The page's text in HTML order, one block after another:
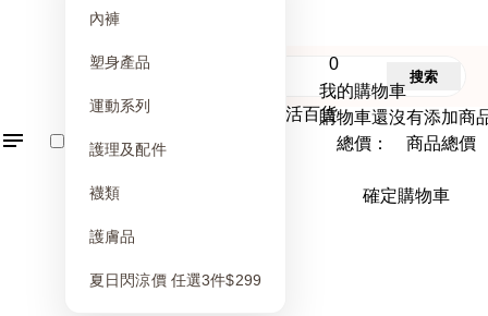
內褲
塑身產品
運動系列
護理及配件
襪類
護膚品
夏日閃涼價 任選3件$299
0
我的購物車
購物車還沒有添加商
總價： 商品總價
確定購物車
搜索